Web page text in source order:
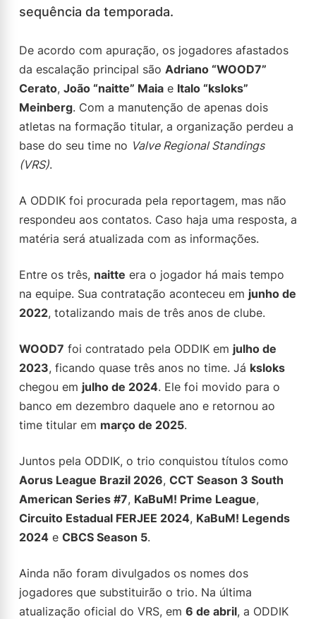
sequência da temporada.
De acordo com apuração, os jogadores afastados
da escalação principal são Adriano “WOOD7”
Cerato, João “naitte” Maia e Italo “ksloks”
Meinberg. Com a manutenção de apenas dois
atletas na formação titular, a organização perdeu a
base do seu time no Valve Regional Standings
(VRS).
A ODDIK foi procurada pela reportagem, mas não
respondeu aos contatos. Caso haja uma resposta, a
matéria será atualizada com as informações.
Entre os três, naitte era o jogador há mais tempo
na equipe. Sua contratação aconteceu em junho de
2022, totalizando mais de três anos de clube.
WOOD7 foi contratado pela ODDIK em julho de
2023, ficando quase três anos no time. Já ksloks
chegou em julho de 2024. Ele foi movido para o
banco em dezembro daquele ano e retornou ao
time titular em março de 2025.
Juntos pela ODDIK, o trio conquistou títulos como
Aorus League Brazil 2026, CCT Season 3 South
American Series #7, KaBuM! Prime League,
Circuito Estadual FERJEE 2024, KaBuM! Legends
2024 e CBCS Season 5.
Ainda não foram divulgados os nomes dos
jogadores que substituirão o trio. Na última
atualização oficial do VRS, em 6 de abril, a ODDIK